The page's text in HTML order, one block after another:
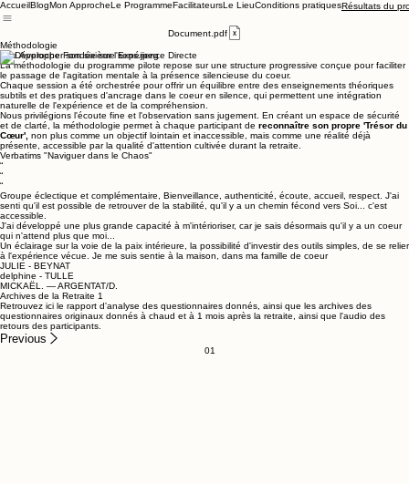
AccueilBlogMon ApprocheLe ProgrammeFacilitateursLe LieuConditions pratiquesRésultats du
Document.pdf
Méthodologie
Une Approche Fondée sur l'Expérience Directe
La méthodologie du programme pilote repose sur une structure progressive conçue pour faciliter
le passage de l'agitation mentale à la présence silencieuse du coeur.
Chaque session a été orchestrée pour offrir un équilibre entre des enseignements théoriques
subtils et des pratiques d'ancrage dans le coeur en silence, qui permettent une intégration
naturelle de l'expérience et de la compréhension.
Nous privilégions l'écoute fine et l'observation sans jugement. En créant un espace de sécurité
et de clarté, la méthodologie permet à chaque participant de reconnaître son propre 'Trésor du
Cœur', non plus comme un objectif lointain et inaccessible, mais comme une réalité déjà
présente, accessible par la qualité d'attention cultivée durant la retraite.
Verbatims "Naviguer dans le Chaos"
“
“
“
Groupe éclectique et complémentaire, Bienveillance, authenticité, écoute, accueil, respect. J'ai
senti qu'il est possible de retrouver de la stabilité, qu'il y a un chemin fécond vers Soi... c'est
accessible.
J'ai développé une plus grande capacité à m'intérioriser, car je sais désormais qu'il y a un coeur
qui n'attend plus que moi...
Un éclairage sur la voie de la paix intérieure, la possibilité d'investir des outils simples, de se relier
à l'expérience vécue. Je me suis sentie à la maison, dans ma famille de coeur
JULIE - BEYNAT
delphine - TULLE
MICKAËL. — ARGENTAT/D.
Archives de la Retraite 1
Retrouvez ici le rapport d'analyse des questionnaires donnés, ainsi que les archives des
questionnaires originaux donnés à chaud et à 1 mois après la retraite, ainsi que l'audio des
retours des participants.
Previous
01